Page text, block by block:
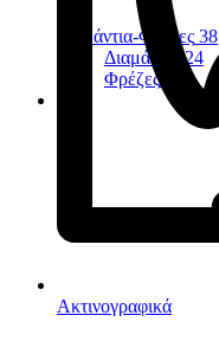
Ακτινογραφικά
Διαμάντια-Φρέζες 38
Διαμάντια
24
Φρέζες